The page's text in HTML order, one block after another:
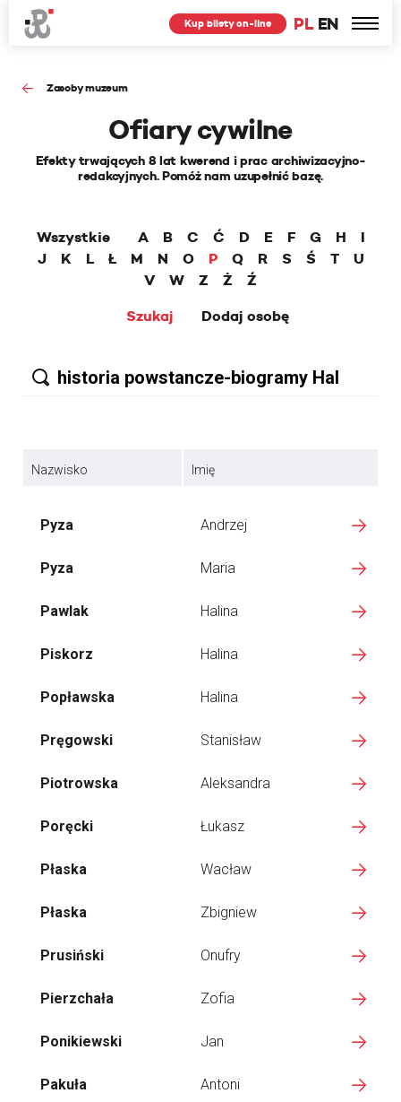
PL EN
Kup bilety on-line
Zasoby muzeum
Ofiary cywilne
Efekty trwających 8 lat kwerend i prac archiwizacyjno-
redakcyjnych. Pomóż nam uzupełnić bazę.
Wszystkie A B C Ć D E F G H
I
J
K L Ł M N O P Q R S Ś T
U
V
W Z Ż
Ź
Szukaj
Dodaj osobę
Nazwisko Imię
Pyza Andrzej
Pyza Maria
Pawlak Halina
Piskorz Halina
Popławska Halina
Pręgowski Stanisław
Piotrowska Aleksandra
Poręcki Łukasz
Płaska Wacław
Płaska Zbigniew
Prusiński Onufry
Pierzchała Zofia
Ponikiewski Jan
Pakuła Antoni